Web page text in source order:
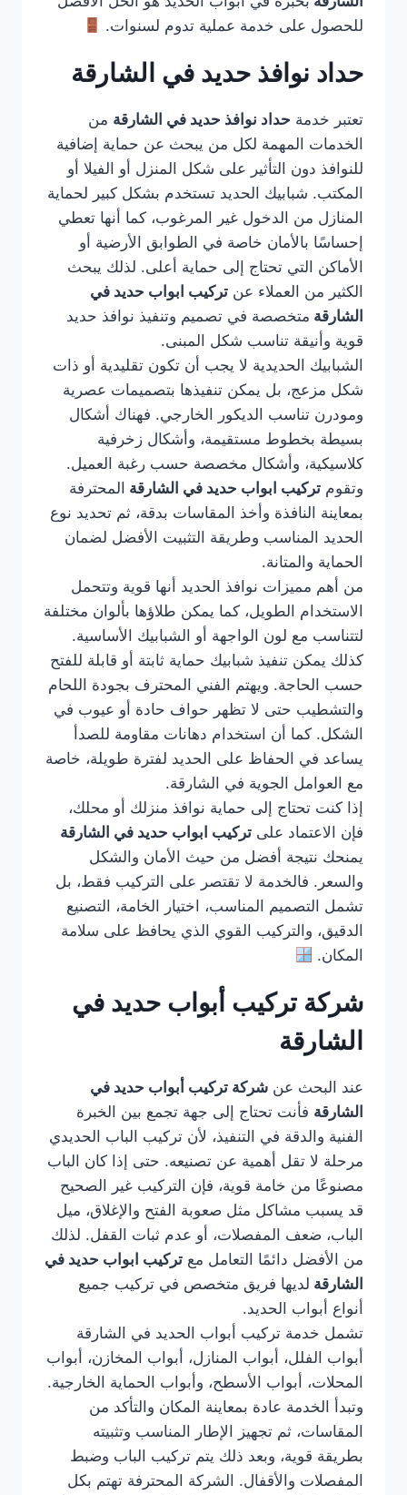
للحصول على خدمة عملية تدوم لسنوات.
حداد نوافذ حديد في الشارقة
تعتبر خدمة حداد نوافذ حديد في الشارقة من
الخدمات المهمة لكل من يبحث عن حماية إضافية
للنوافذ دون التأثير على شكل المنزل أو الفيلا أو
المكتب. شبابيك الحديد تستخدم بشكل كبير لحماية
المنازل من الدخول غير المرغوب، كما أنها تعطي
إحساسًا بالأمان خاصة في الطوابق الأرضية أو
الأماكن التي تحتاج إلى حماية أعلى. لذلك يبحث
الكثير من العملاء عن تركيب ابواب حديد في
الشارقة متخصصة في تصميم وتنفيذ نوافذ حديد
قوية وأنيقة تناسب شكل المبنى.
الشبابيك الحديدية لا يجب أن تكون تقليدية أو ذات
شكل مزعج، بل يمكن تنفيذها بتصميمات عصرية
ومودرن تناسب الديكور الخارجي. فهناك أشكال
بسيطة بخطوط مستقيمة، وأشكال زخرفية
كلاسيكية، وأشكال مخصصة حسب رغبة العميل.
وتقوم تركيب ابواب حديد في الشارقة المحترفة
بمعاينة النافذة وأخذ المقاسات بدقة، ثم تحديد نوع
الحديد المناسب وطريقة التثبيت الأفضل لضمان
الحماية والمتانة.
من أهم مميزات نوافذ الحديد أنها قوية وتتحمل
الاستخدام الطويل، كما يمكن طلاؤها بألوان مختلفة
لتتناسب مع لون الواجهة أو الشبابيك الأساسية.
كذلك يمكن تنفيذ شبابيك حماية ثابتة أو قابلة للفتح
حسب الحاجة. ويهتم الفني المحترف بجودة اللحام
والتشطيب حتى لا تظهر حواف حادة أو عيوب في
الشكل. كما أن استخدام دهانات مقاومة للصدأ
يساعد في الحفاظ على الحديد لفترة طويلة، خاصة
مع العوامل الجوية في الشارقة.
إذا كنت تحتاج إلى حماية نوافذ منزلك أو محلك،
فإن الاعتماد على تركيب ابواب حديد في الشارقة
يمنحك نتيجة أفضل من حيث الأمان والشكل
والسعر. فالخدمة لا تقتصر على التركيب فقط، بل
تشمل التصميم المناسب، اختيار الخامة، التصنيع
الدقيق، والتركيب القوي الذي يحافظ على سلامة
المكان.
شركة تركيب أبواب حديد في
الشارقة
عند البحث عن شركة تركيب أبواب حديد في
الشارقة فأنت تحتاج إلى جهة تجمع بين الخبرة
الفنية والدقة في التنفيذ، لأن تركيب الباب الحديدي
مرحلة لا تقل أهمية عن تصنيعه. حتى إذا كان الباب
مصنوعًا من خامة قوية، فإن التركيب غير الصحيح
قد يسبب مشاكل مثل صعوبة الفتح والإغلاق، ميل
الباب، ضعف المفصلات، أو عدم ثبات القفل. لذلك
من الأفضل دائمًا التعامل مع تركيب ابواب حديد في
الشارقة لديها فريق متخصص في تركيب جميع
أنواع أبواب الحديد.
تشمل خدمة تركيب أبواب الحديد في الشارقة
أبواب الفلل، أبواب المنازل، أبواب المخازن، أبواب
المحلات، أبواب الأسطح، وأبواب الحماية الخارجية.
وتبدأ الخدمة عادة بمعاينة المكان والتأكد من
المقاسات، ثم تجهيز الإطار المناسب وتثبيته
بطريقة قوية، وبعد ذلك يتم تركيب الباب وضبط
المفصلات والأقفال. الشركة المحترفة تهتم بكل